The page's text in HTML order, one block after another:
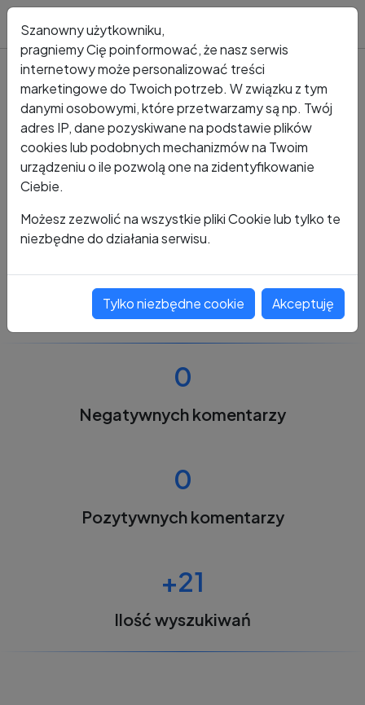
Kto dzwonił? Numer +48 606 201 270
+48 606 201 270
0
Negatywnych komentarzy
0
Pozytywnych komentarzy
+21
Ilość wyszukiwań
Szanowny użytkowniku,
pragniemy Cię poinformować, że nasz serwis
internetowy może personalizować treści
marketingowe do Twoich potrzeb. W związku z tym
danymi osobowymi, które przetwarzamy są np. Twój
adres IP, dane pozyskiwane na podstawie plików
cookies lub podobnych mechanizmów na Twoim
urządzeniu o ile pozwolą one na zidentyfikowanie
Ciebie.
Możesz zezwolić na wszystkie pliki Cookie lub tylko te
niezbędne do działania serwisu.
Tylko niezbędne cookie Akceptuję